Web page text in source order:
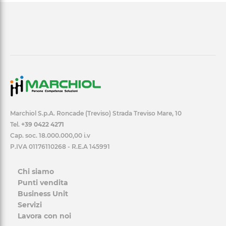
Marchiol S.p.A. Roncade (Treviso) Strada Treviso Mare, 10
Tel. +39 0422 4271
Cap. soc. 18.000.000,00 i.v
P.IVA 01176110268 - R.E.A 145991
Chi siamo
Punti vendita
Business Unit
Servizi
Lavora con noi